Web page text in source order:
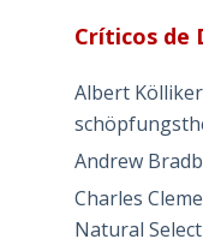
Críticos de
Albert
Andrew
Charles
Natural